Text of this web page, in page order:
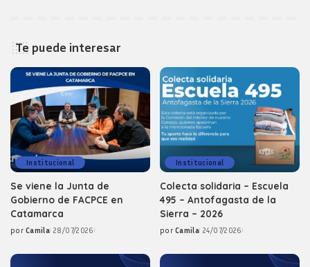
Te puede interesar
Institucional
Se viene la Junta de
Gobierno de FACPCE en
Catamarca
Posted
por Camila 28/07/2026
Institucional
Colecta solidaria – Escuela
495 – Antofagasta de la
Sierra – 2026
Posted
por Camila 24/07/2026